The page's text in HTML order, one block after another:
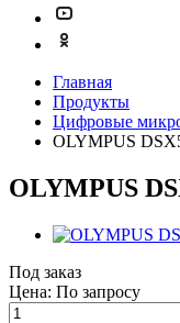
Главная
Продукты
Цифровые
OLYMPUS
OLYMPUS
Под заказ
Цена: По запросу